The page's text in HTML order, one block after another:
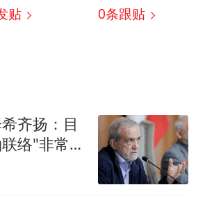
贴 0条跟贴
齐扬：目
络"非常困